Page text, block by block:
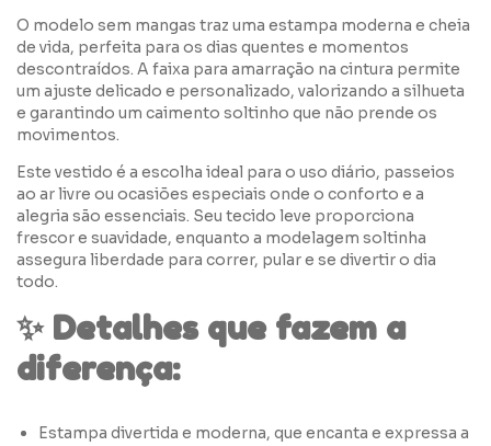
O modelo sem mangas traz uma estampa moderna e cheia
de vida, perfeita para os dias quentes e momentos
descontraídos. A faixa para amarração na cintura permite
um ajuste delicado e personalizado, valorizando a silhueta
e garantindo um caimento soltinho que não prende os
movimentos.
Este vestido é a escolha ideal para o uso diário, passeios
ao ar livre ou ocasiões especiais onde o conforto e a
alegria são essenciais. Seu tecido leve proporciona
frescor e suavidade, enquanto a modelagem soltinha
assegura liberdade para correr, pular e se divertir o dia
todo.
✨ Detalhes que fazem a
diferença:
Estampa divertida e moderna, que encanta e expressa a